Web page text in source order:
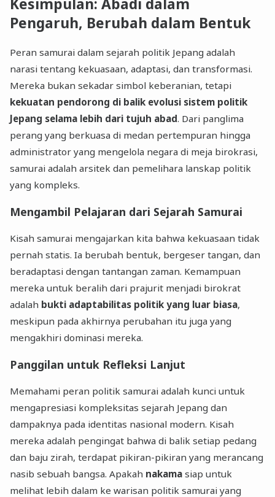
Kesimpulan: Abadi dalam
Pengaruh, Berubah dalam Bentuk
Peran samurai dalam sejarah politik Jepang adalah
narasi tentang kekuasaan, adaptasi, dan transformasi.
Mereka bukan sekadar simbol keberanian, tetapi
kekuatan pendorong di balik evolusi sistem politik
Jepang selama lebih dari tujuh abad. Dari panglima
perang yang berkuasa di medan pertempuran hingga
administrator yang mengelola negara di meja birokrasi,
samurai adalah arsitek dan pemelihara lanskap politik
yang kompleks.
Mengambil Pelajaran dari Sejarah Samurai
Kisah samurai mengajarkan kita bahwa kekuasaan tidak
pernah statis. Ia berubah bentuk, bergeser tangan, dan
beradaptasi dengan tantangan zaman. Kemampuan
mereka untuk beralih dari prajurit menjadi birokrat
adalah bukti adaptabilitas politik yang luar biasa,
meskipun pada akhirnya perubahan itu juga yang
mengakhiri dominasi mereka.
Panggilan untuk Refleksi Lanjut
Memahami peran politik samurai adalah kunci untuk
mengapresiasi kompleksitas sejarah Jepang dan
dampaknya pada identitas nasional modern. Kisah
mereka adalah pengingat bahwa di balik setiap pedang
dan baju zirah, terdapat pikiran-pikiran yang merancang
nasib sebuah bangsa. Apakah nakama siap untuk
melihat lebih dalam ke warisan politik samurai yang